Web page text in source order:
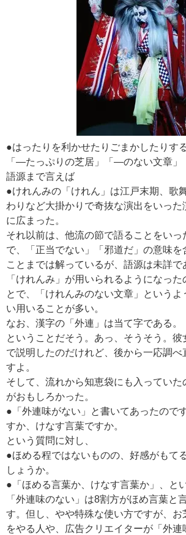
●はったりを利かせたりごまかしたりす
「―たっぷりの芝居」「―のない文章」
語源まで言えば
●けれんみの「けれん」は江戸末期、歌
わりなど大掛かりで奇抜な演出をいった
に広まった。
それ以前は、他流の節で語ることをいっ
で、「正当でない」「邪道だ」の意味を
ことまでは解っているが、語源は未詳で
「けれんみ」が用いられるようになった
とで、「けれんみのない文章」という
い用いることが多い。
なお、漢字の「外連」は当て字である。
ということだそう。あっ、そうそう。
で説明したのだけれど、後から一応調べ
すよ。
そして、流れから知恵袋にも入っていた
がおもしろかった。
●「外連味がない」と書いてあったので
すか、けなす言葉ですか。
という質問に対し、
●ほめる程ではないものの、好感がもて
しょうか。
●「ほめる言葉か、けなす言葉か」、と
「外連味のない」は8割方がほめ言葉と
す。但し、やや特殊な使い方ですが、お
をやる人や、広告クリエイターが「外